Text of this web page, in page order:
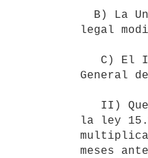
legal
General
la ley
meses